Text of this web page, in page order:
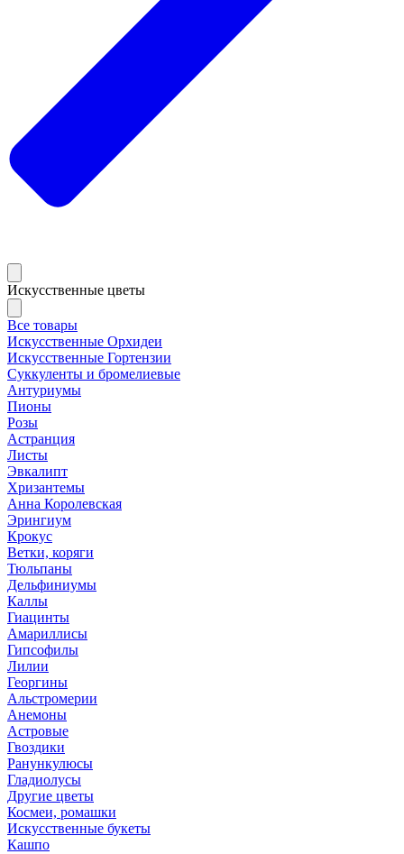
Искусственные цветы
Все товары
Искусственные Орхидеи
Искусственные Гортензии
Суккуленты и бромелиевые
Антуриумы
Пионы
Розы
Астранция
Листы
Эвкалипт
Хризантемы
Анна Королевская
Эрингиум
Крокус
Ветки, коряги
Тюльпаны
Дельфиниумы
Каллы
Гиацинты
Амариллисы
Гипсофилы
Лилии
Георгины
Альстромерии
Анемоны
Астровые
Гвоздики
Ранункулюсы
Гладиолусы
Другие цветы
Космеи, ромашки
Искусственные букеты
Кашпо